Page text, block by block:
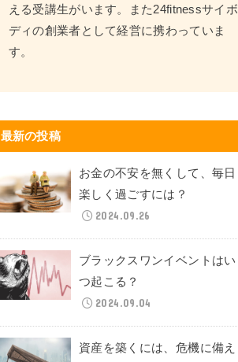
える受講生がいます。また24fitnessサイボ
ディの創業者として経営に携わっていま
す。
最新の投稿
お金の不安を無くして、毎日
楽しく過ごすには？
2024.09.26
ブラックスワンイベントはい
つ起こる？
2024.09.04
資産を築くには、危機に備え